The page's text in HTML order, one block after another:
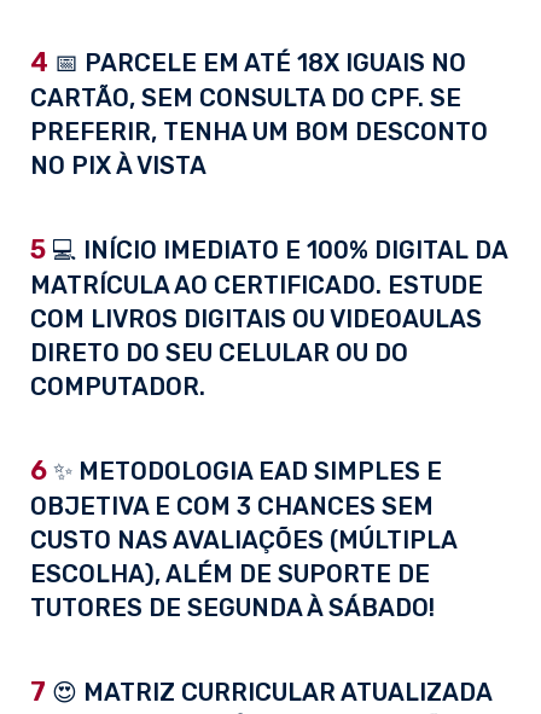
4 📅 PARCELE EM ATÉ 18X IGUAIS NO
CARTÃO, SEM CONSULTA DO CPF. SE
PREFERIR, TENHA UM BOM DESCONTO
NO PIX À VISTA
5 💻 INÍCIO IMEDIATO E 100% DIGITAL DA
MATRÍCULA AO CERTIFICADO. ESTUDE
COM LIVROS DIGITAIS OU VIDEOAULAS
DIRETO DO SEU CELULAR OU DO
COMPUTADOR.
6 ✨ METODOLOGIA EAD SIMPLES E
OBJETIVA E COM 3 CHANCES SEM
CUSTO NAS AVALIAÇÕES (MÚLTIPLA
ESCOLHA), ALÉM DE SUPORTE DE
TUTORES DE SEGUNDA À SÁBADO!
7 😍 MATRIZ CURRICULAR ATUALIZADA